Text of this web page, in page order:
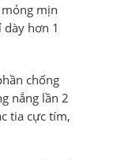
mịn
dày hơn 1
chống
nắng lần 2
tia cực tím,